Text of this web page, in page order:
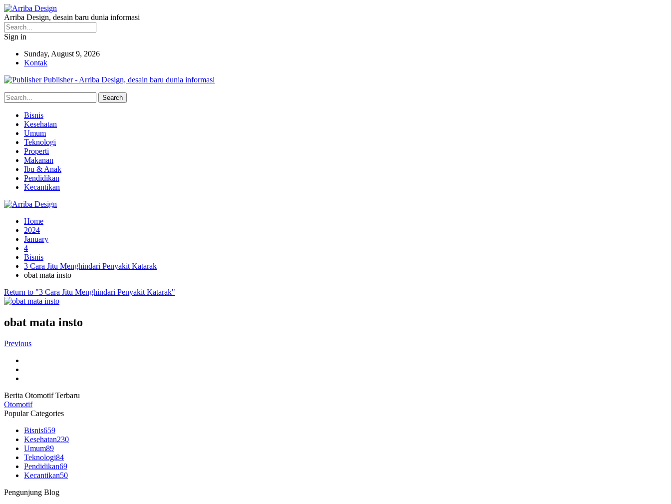
Arriba Design, desain baru dunia informasi
Sign in
Sunday, August 9, 2026
Kontak
Publisher - Arriba Design, desain baru dunia informasi
Bisnis
Kesehatan
Umum
Teknologi
Properti
Makanan
Ibu & Anak
Pendidikan
Kecantikan
Home
2024
January
4
Bisnis
3 Cara Jitu Menghindari Penyakit Katarak
obat mata insto
Return to "3 Cara Jitu Menghindari Penyakit Katarak"
obat mata insto
Previous
Berita Otomotif Terbaru
Otomotif
Popular Categories
Bisnis659
Kesehatan230
Umum89
Teknologi84
Pendidikan69
Kecantikan50
Pengunjung Blog